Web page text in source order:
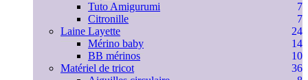
Tuto Amigurumi
7
Citronille
7
Laine Layette
24
Mérino baby
14
BB mérinos
10
Matériel de tricot
36